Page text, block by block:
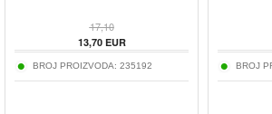
17,10
13,70EUR
BROJ PROIZVODA: 235192 BROJ